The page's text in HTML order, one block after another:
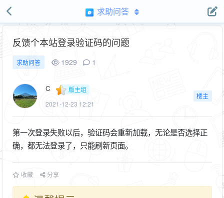
求助问答
反馈个本站登录验证码的问题
求助问答 1929 1
C
版主组
2021-12-23 12:21
楼主
第一次登录失败以后，验证码会重新加载，无论是否选择正
确，都无法登录了，只能刷新页面。
收藏 分享